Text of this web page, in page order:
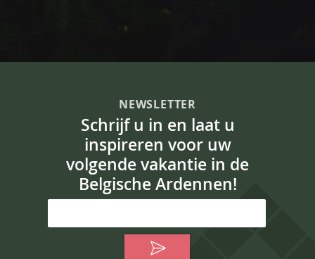
NEWSLETTER
Schrijf u in en laat u
inspireren voor uw
volgende vakantie in de
Belgische Ardennen!